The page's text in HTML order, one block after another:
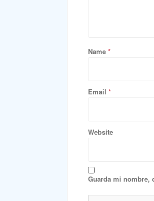
Name *
Email *
Website
Guarda mi nombre,